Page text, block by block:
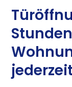
jederzeit